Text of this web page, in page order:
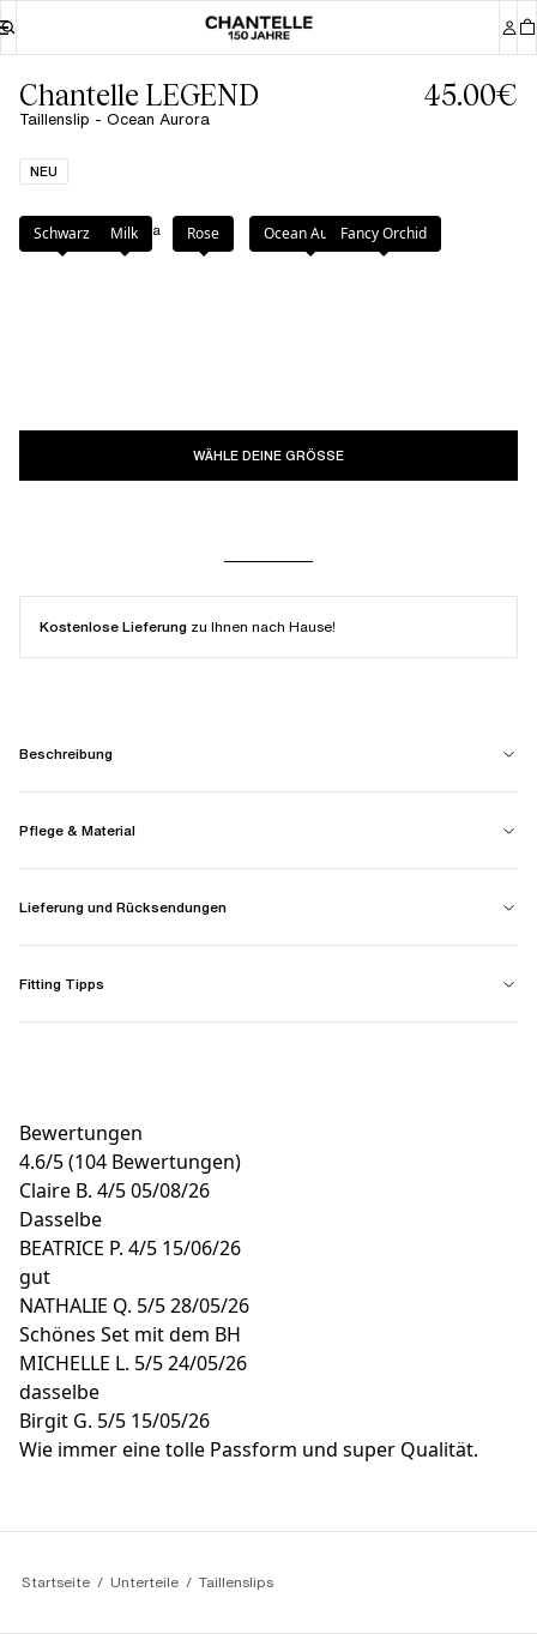
Chantelle LEGEND
Taillenslip - Ocean Aurora
45.00€
NEU
Farbe: Ocean Aurora
Schwarz Milk Rose Ocean AuroraFancy Orchid
WÄHLE DEINE GRÖSSE
Kostenlose Lieferung zu Ihnen nach Hause!
Beschreibung
Pflege & Material
Lieferung und Rücksendungen
Fitting Tipps
Bewertungen
4.6/5(104 Bewertungen)
Claire B. 4/505/08/26
Dasselbe
BEATRICE P. 4/5 15/06/26
gut
NATHALIE Q. 5/528/05/26
Schönes Set mit dem BH
MICHELLE L. 5/524/05/26
dasselbe
Birgit G. 5/5 15/05/26
Wie immer eine tolle Passform und super Qualität.
Startseite Unterteile Taillenslips